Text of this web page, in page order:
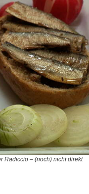
Radiccio – (noch) nicht direkt